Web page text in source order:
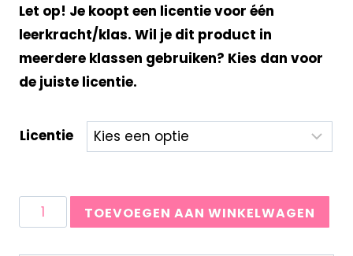
Let op! Je koopt een licentie voor één
leerkracht/klas. Wil je dit product in
meerdere klassen gebruiken? Kies dan voor
de juiste licentie.
Licentie
TOEVOEGEN AAN WINKELWAGEN